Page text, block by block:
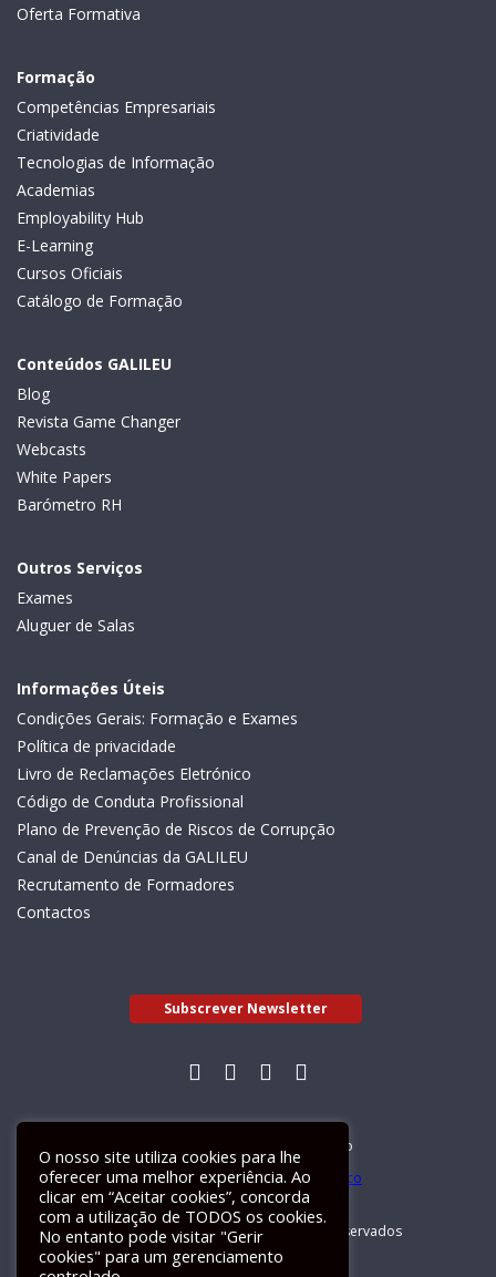
Oferta Formativa
Formação
Competências Empresariais
Criatividade
Tecnologias de Informação
Academias
Employability Hub
E-Learning
Cursos Oficiais
Catálogo de Formação
Conteúdos GALILEU
Blog
Revista Game Changer
Webcasts
White Papers
Barómetro RH
Outros Serviços
Exames
Aluguer de Salas
Informações Úteis
Condições Gerais: Formação e Exames
Política de privacidade
Livro de Reclamações Eletrónico
Código de Conduta Profissional
Plano de Prevenção de Riscos de Corrupção
Canal de Denúncias da GALILEU
Recrutamento de Formadores
Contactos
Subscrever Newsletter
Livro de Reclamações Electrónico
GALILEU 2026 © Todos os direitos reservados
O nosso site utiliza cookies para lhe
oferecer uma melhor experiência. Ao
clicar em “Aceitar cookies”, concorda
com a utilização de TODOS os cookies.
No entanto pode visitar "Gerir
cookies" para um gerenciamento